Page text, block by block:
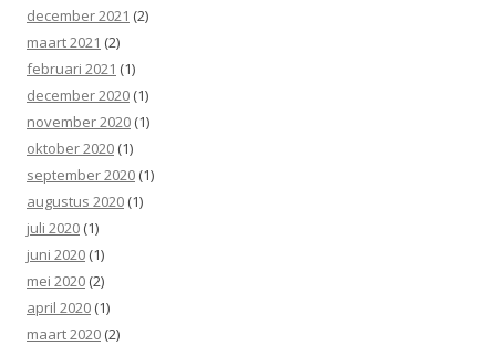
december 2021 (2)
maart 2021 (2)
februari 2021 (1)
december 2020 (1)
november 2020 (1)
oktober 2020 (1)
september 2020 (1)
augustus 2020 (1)
juli 2020 (1)
juni 2020 (1)
mei 2020 (2)
april 2020 (1)
maart 2020 (2)